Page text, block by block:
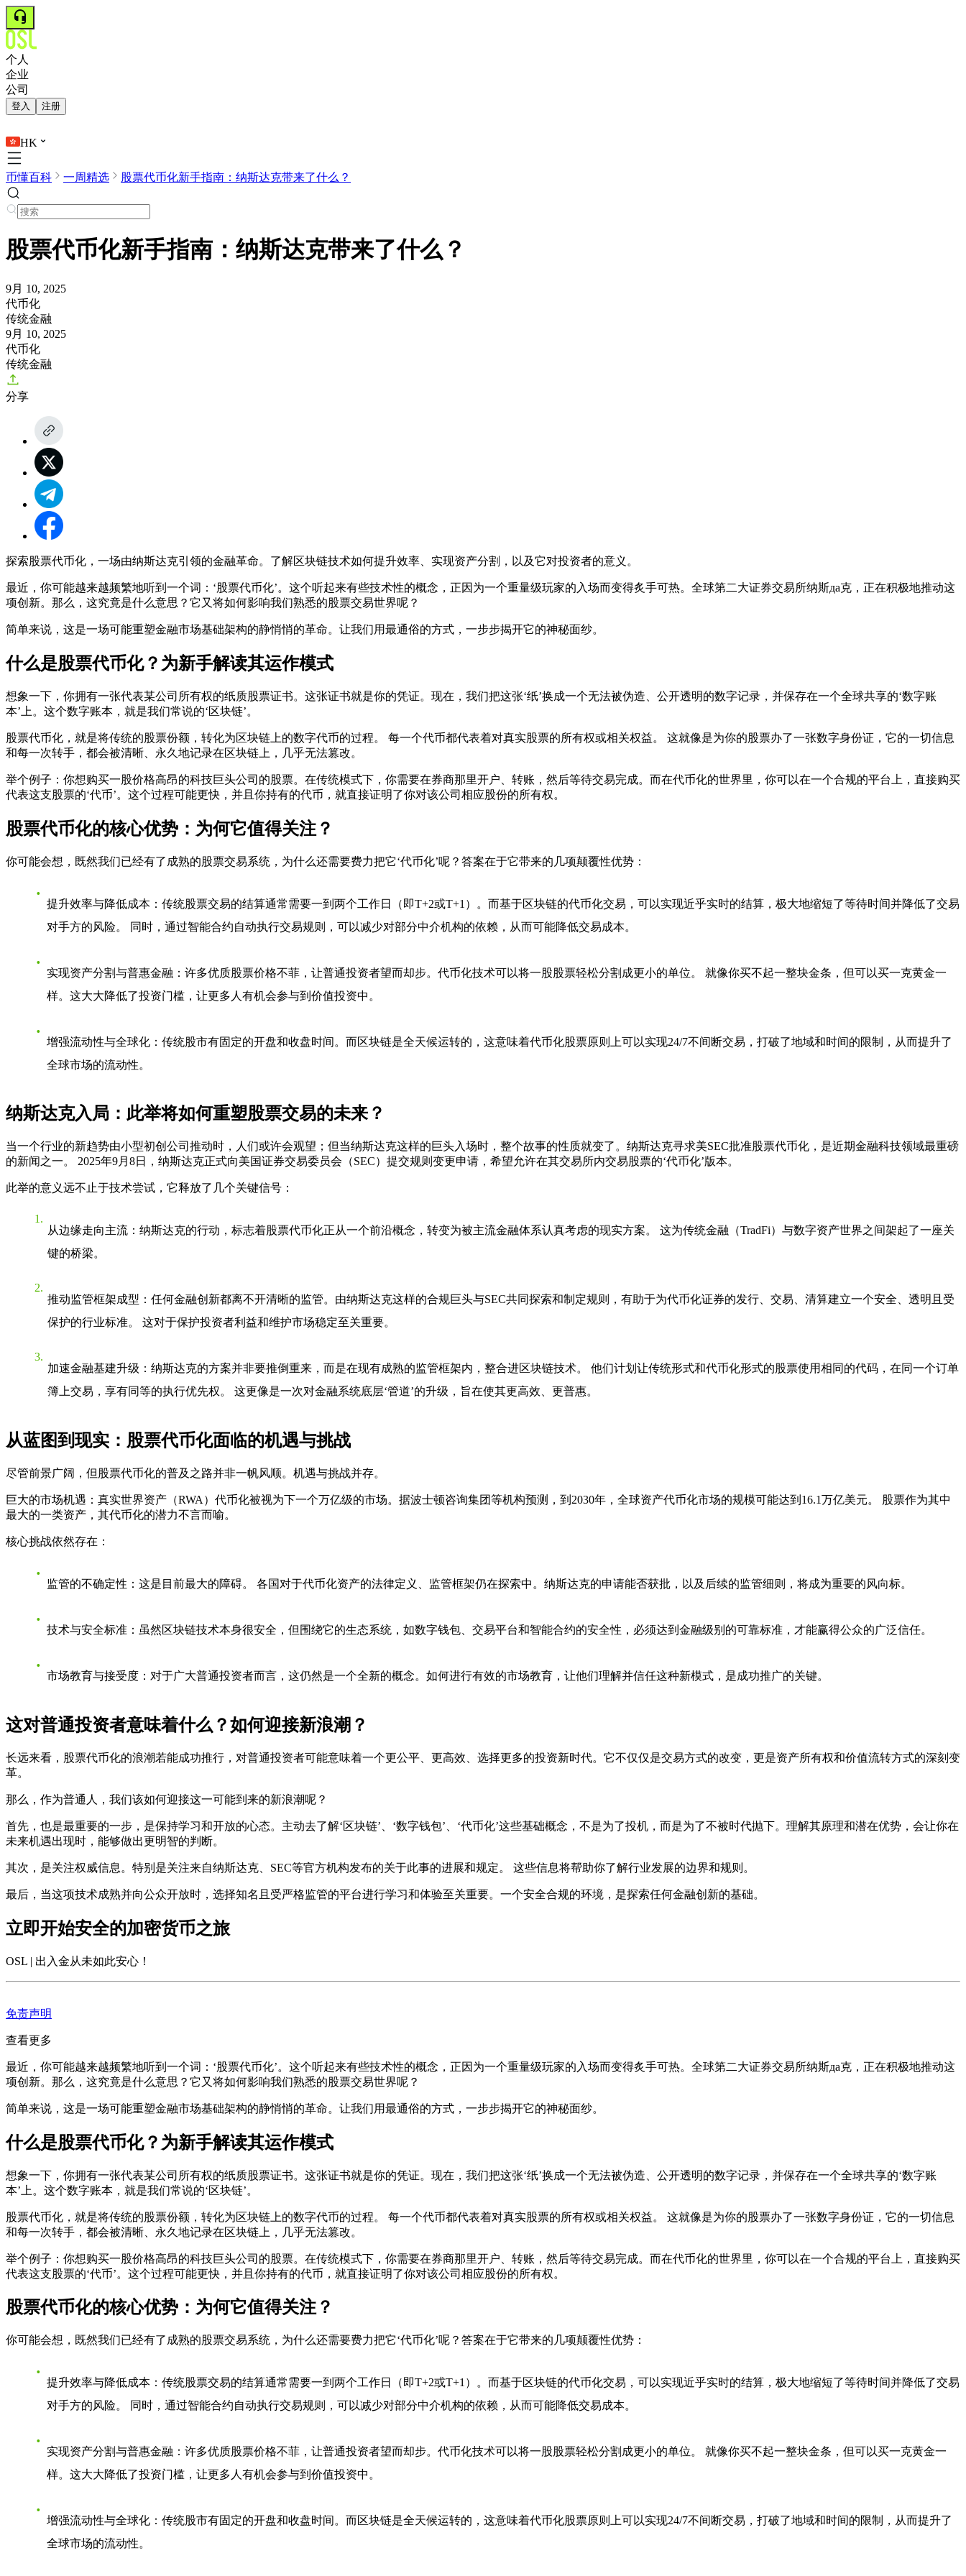
个人
企业
公司
登入 注册
HK
币懂百科 一周精选 股票代币化新手指南：纳斯达克带来了什么？
股票代币化新手指南：纳斯达克带来了什么？
9月 10, 2025
代币化
传统金融
9月 10, 2025
代币化
传统金融
分享
探索股票代币化，一场由纳斯达克引领的金融革命。了解区块链技术如何提升效率、实现资产分割，以及它对投资者的意义。
最近，你可能越来越频繁地听到一个词：‘股票代币化’。这个听起来有些技术性的概念，正因为一个重量级玩家的入场而变得炙手可热。全球第二大证券交易所纳斯да克，正在积极地推动这
项创新。那么，这究竟是什么意思？它又将如何影响我们熟悉的股票交易世界呢？
简单来说，这是一场可能重塑金融市场基础架构的静悄悄的革命。让我们用最通俗的方式，一步步揭开它的神秘面纱。
什么是股票代币化？为新手解读其运作模式
想象一下，你拥有一张代表某公司所有权的纸质股票证书。这张证书就是你的凭证。现在，我们把这张‘纸’换成一个无法被伪造、公开透明的数字记录，并保存在一个全球共享的‘数字账
本’上。这个数字账本，就是我们常说的‘区块链’。
股票代币化，就是将传统的股票份额，转化为区块链上的数字代币的过程。 每一个代币都代表着对真实股票的所有权或相关权益。 这就像是为你的股票办了一张数字身份证，它的一切信息
和每一次转手，都会被清晰、永久地记录在区块链上，几乎无法篡改。
举个例子：你想购买一股价格高昂的科技巨头公司的股票。在传统模式下，你需要在券商那里开户、转账，然后等待交易完成。而在代币化的世界里，你可以在一个合规的平台上，直接购买
代表这支股票的‘代币’。这个过程可能更快，并且你持有的代币，就直接证明了你对该公司相应股份的所有权。
股票代币化的核心优势：为何它值得关注？
你可能会想，既然我们已经有了成熟的股票交易系统，为什么还需要费力把它‘代币化’呢？答案在于它带来的几项颠覆性优势：
提升效率与降低成本 ：传统股票交易的结算通常需要一到两个工作日（即T+2或T+1）。而基于区块链的代币化交易，可以实现近乎实时的结算，极大地缩短了等待时间并降低了交易
对手方的风险。 同时，通过智能合约自动执行交易规则，可以减少对部分中介机构的依赖，从而可能降低交易成本。
实现资产分割与普惠金融 ：许多优质股票价格不菲，让普通投资者望而却步。代币化技术可以将一股股票轻松分割成更小的单位。 就像你买不起一整块金条，但可以买一克黄金一
样。这大大降低了投资门槛，让更多人有机会参与到价值投资中。
增强流动性与全球化 ：传统股市有固定的开盘和收盘时间。而区块链是全天候运转的，这意味着代币化股票原则上可以实现24/7不间断交易，打破了地域和时间的限制，从而提升了
全球市场的流动性。
纳斯达克入局：此举将如何重塑股票交易的未来？
当一个行业的新趋势由小型初创公司推动时，人们或许会观望；但当纳斯达克这样的巨头入场时，整个故事的性质就变了。 纳斯达克寻求美SEC批准股票代币化 ，是近期金融科技领域最重磅
的新闻之一。 2025年9月8日，纳斯达克正式向美国证券交易委员会（SEC）提交规则变更申请，希望允许在其交易所内交易股票的‘代币化’版本。
此举的意义远不止于技术尝试，它释放了几个关键信号：
从边缘走向主流 ：纳斯达克的行动，标志着股票代币化正从一个前沿概念，转变为被主流金融体系认真考虑的现实方案。 这为传统金融（TradFi）与数字资产世界之间架起了一座关
键的桥梁。
推动监管框架成型 ：任何金融创新都离不开清晰的监管。由纳斯达克这样的合规巨头与SEC共同探索和制定规则，有助于为代币化证券的发行、交易、清算建立一个安全、透明且受
保护的行业标准。 这对于保护投资者利益和维护市场稳定至关重要。
加速金融基建升级 ：纳斯达克的方案并非要推倒重来，而是在现有成熟的监管框架内，整合进区块链技术。 他们计划让传统形式和代币化形式的股票使用相同的代码，在同一个订单
簿上交易，享有同等的执行优先权。 这更像是一次对金融系统底层‘管道’的升级，旨在使其更高效、更普惠。
从蓝图到现实：股票代币化面临的机遇与挑战
尽管前景广阔，但股票代币化的普及之路并非一帆风顺。机遇与挑战并存。
巨大的市场机遇 ：真实世界资产（RWA）代币化被视为下一个万亿级的市场。据波士顿咨询集团等机构预测，到2030年，全球资产代币化市场的规模可能达到16.1万亿美元。 股票作为其中
最大的一类资产，其代币化的潜力不言而喻。
核心挑战依然存在 ：
监管的不确定性 ：这是目前最大的障碍。 各国对于代币化资产的法律定义、监管框架仍在探索中。纳斯达克的申请能否获批，以及后续的监管细则，将成为重要的风向标。
技术与安全标准 ：虽然区块链技术本身很安全，但围绕它的生态系统，如数字钱包、交易平台和智能合约的安全性，必须达到金融级别的可靠标准，才能赢得公众的广泛信任。
市场教育与接受度 ：对于广大普通投资者而言，这仍然是一个全新的概念。如何进行有效的市场教育，让他们理解并信任这种新模式，是成功推广的关键。
这对普通投资者意味着什么？如何迎接新浪潮？
长远来看，股票代币化的浪潮若能成功推行，对普通投资者可能意味着一个更公平、更高效、选择更多的投资新时代。它不仅仅是交易方式的改变，更是资产所有权和价值流转方式的深刻变
革。
那么，作为普通人，我们该如何迎接这一可能到来的新浪潮呢？
首先，也是最重要的一步，是保持学习和开放的心态。主动去了解‘区块链’、‘数字钱包’、‘代币化’这些基础概念，不是为了投机，而是为了不被时代抛下。理解其原理和潜在优势，会让你在
未来机遇出现时，能够做出更明智的判断。
其次，是关注权威信息 。特别是关注来自纳斯达克、SEC等官方机构发布的关于此事的进展和规定。 这些信息将帮助你了解行业发展的边界和规则。
最后，当这项技术成熟并向公众开放时， 选择知名且受严格监管的平台进行学习和体验至关重要。一个安全合规的环境，是探索任何金融创新的基础。
立即开始安全的加密货币之旅
OSL | 出入金从未如此安心 ！
免责声明
查看更多
最近，你可能越来越频繁地听到一个词：‘股票代币化’。这个听起来有些技术性的概念，正因为一个重量级玩家的入场而变得炙手可热。全球第二大证券交易所纳斯да克，正在积极地推动这
项创新。那么，这究竟是什么意思？它又将如何影响我们熟悉的股票交易世界呢？
简单来说，这是一场可能重塑金融市场基础架构的静悄悄的革命。让我们用最通俗的方式，一步步揭开它的神秘面纱。
什么是股票代币化？为新手解读其运作模式
想象一下，你拥有一张代表某公司所有权的纸质股票证书。这张证书就是你的凭证。现在，我们把这张‘纸’换成一个无法被伪造、公开透明的数字记录，并保存在一个全球共享的‘数字账
本’上。这个数字账本，就是我们常说的‘区块链’。
股票代币化，就是将传统的股票份额，转化为区块链上的数字代币的过程。 每一个代币都代表着对真实股票的所有权或相关权益。 这就像是为你的股票办了一张数字身份证，它的一切信息
和每一次转手，都会被清晰、永久地记录在区块链上，几乎无法篡改。
举个例子：你想购买一股价格高昂的科技巨头公司的股票。在传统模式下，你需要在券商那里开户、转账，然后等待交易完成。而在代币化的世界里，你可以在一个合规的平台上，直接购买
代表这支股票的‘代币’。这个过程可能更快，并且你持有的代币，就直接证明了你对该公司相应股份的所有权。
股票代币化的核心优势：为何它值得关注？
你可能会想，既然我们已经有了成熟的股票交易系统，为什么还需要费力把它‘代币化’呢？答案在于它带来的几项颠覆性优势：
提升效率与降低成本 ：传统股票交易的结算通常需要一到两个工作日（即T+2或T+1）。而基于区块链的代币化交易，可以实现近乎实时的结算，极大地缩短了等待时间并降低了交易
对手方的风险。 同时，通过智能合约自动执行交易规则，可以减少对部分中介机构的依赖，从而可能降低交易成本。
实现资产分割与普惠金融 ：许多优质股票价格不菲，让普通投资者望而却步。代币化技术可以将一股股票轻松分割成更小的单位。 就像你买不起一整块金条，但可以买一克黄金一
样。这大大降低了投资门槛，让更多人有机会参与到价值投资中。
增强流动性与全球化 ：传统股市有固定的开盘和收盘时间。而区块链是全天候运转的，这意味着代币化股票原则上可以实现24/7不间断交易，打破了地域和时间的限制，从而提升了
全球市场的流动性。